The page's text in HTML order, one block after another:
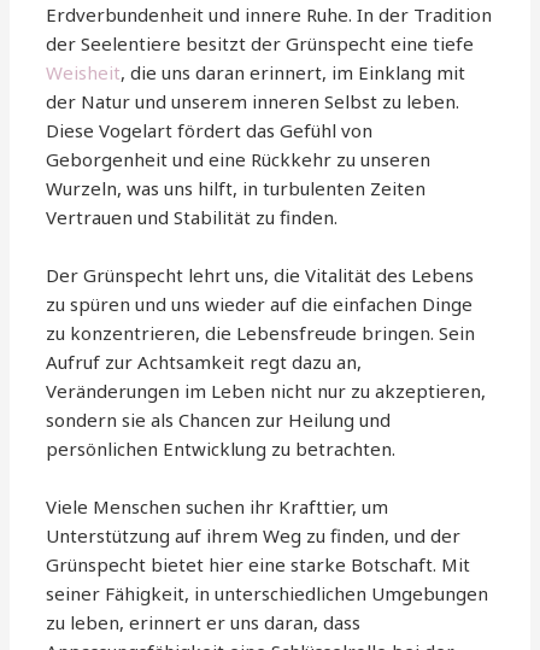
Erdverbundenheit und innere Ruhe. In der Tradition
der Seelentiere besitzt der Grünspecht eine tiefe
Weisheit, die uns daran erinnert, im Einklang mit
der Natur und unserem inneren Selbst zu leben.
Diese Vogelart fördert das Gefühl von
Geborgenheit und eine Rückkehr zu unseren
Wurzeln, was uns hilft, in turbulenten Zeiten
Vertrauen und Stabilität zu finden.
Der Grünspecht lehrt uns, die Vitalität des Lebens
zu spüren und uns wieder auf die einfachen Dinge
zu konzentrieren, die Lebensfreude bringen. Sein
Aufruf zur Achtsamkeit regt dazu an,
Veränderungen im Leben nicht nur zu akzeptieren,
sondern sie als Chancen zur Heilung und
persönlichen Entwicklung zu betrachten.
Viele Menschen suchen ihr Krafttier, um
Unterstützung auf ihrem Weg zu finden, und der
Grünspecht bietet hier eine starke Botschaft. Mit
seiner Fähigkeit, in unterschiedlichen Umgebungen
zu leben, erinnert er uns daran, dass